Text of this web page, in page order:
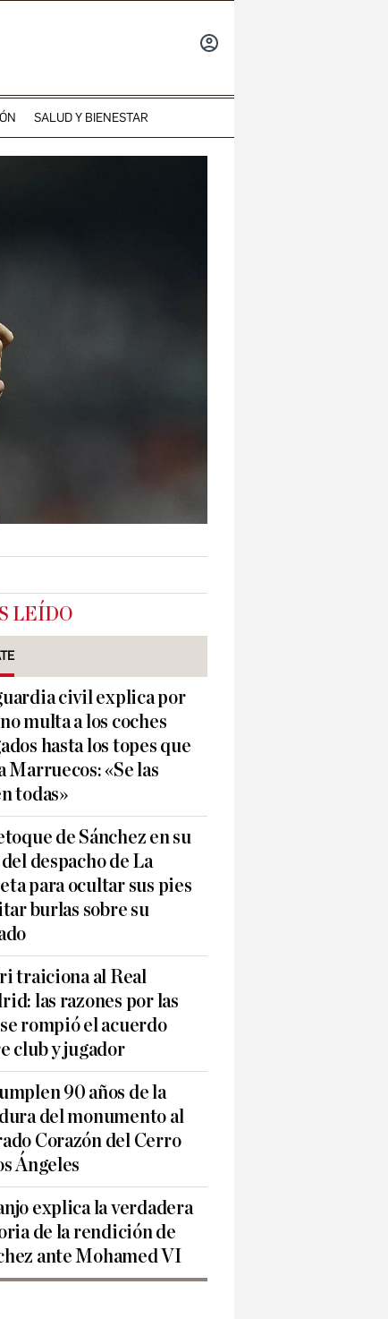
SALUD Y BIENESTAR
LEÍDO
civil explica por
multa a los coches
hasta los topes que
Marruecos: «Se las
todas»
de Sánchez en su
despacho de La
para ocultar sus pies
burlas sobre su
traiciona al Real
las razones por las
rompió el acuerdo
club y jugador
90 años de la
del monumento al
Corazón del Cerro
Ángeles
explica la verdadera
de la rendición de
ante Mohamed VI